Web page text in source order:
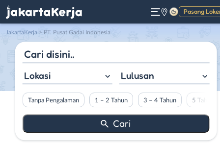
Pasang
Gelap
JakartaKerja > PT. Pusat Gadai Indonesia
Lokasi Lulusan
Tanpa Pengalaman 1 – 2 Tahun 3 – 4 Tahun 5 Tahun